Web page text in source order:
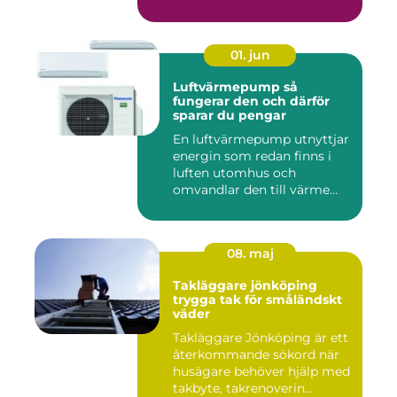
01. jun
Luftvärmepump så
fungerar den och därför
sparar du pengar
En luftvärmepump utnyttjar
energin som redan finns i
luften utomhus och
omvandlar den till värme
08. maj
Takläggare jönköping
trygga tak för småländskt
väder
Takläggare Jönköping är ett
återkommande sökord när
husägare behöver hjälp med
takbyte, takrenoverin...